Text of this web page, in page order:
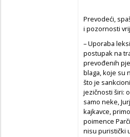
Prevodeći,
i pozornosti
– Uporaba
postupak na
prevođenih
blaga, koje su
što je
jezičnosti širi:
samo neke,
kajkavce,
poimence
nisu puristički